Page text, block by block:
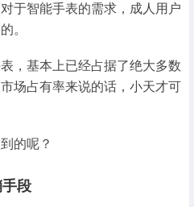
于智能手表的需求，成人用户
。
，基本上已经占据了绝大多数
场占有率来说的话，小天才可
的呢？
段